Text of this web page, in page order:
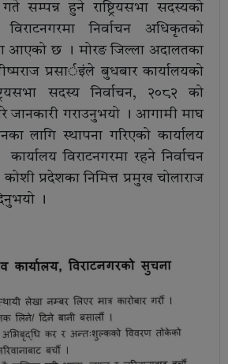
सम्पन्न हुने राष्ट्रियसभा सदस्यको
विराटनगरमा निर्वाचन अधिकृतको
आएको छ । मोरङ जिल्ला अदालतका
प्रसार्इंले बुधबार कार्यालयको
सदस्य निर्वाचन, २०८२ को
जानकारी गराउनुभयो । आगामी माघ
लागि स्थापना गरिएको कार्यालय
विराटनगरमा रहने निर्वाचन
प्रदेशका निमित्त प्रमुख चोलाराज
।